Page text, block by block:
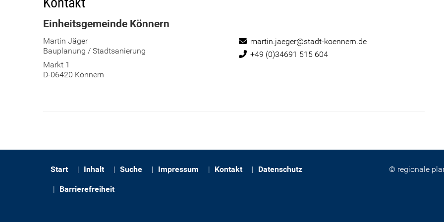
Einheitsgemeinde Könnern
Martin Jäger
Bauplanung / Stadtsanierung
Markt 1
D-06420 Könnern
E-Mail:
martin.jaeger@stadt-koennern.de
Telefon:
+49 (0)34691 515 604
Start Inhalt Suche Impressum Kontakt Datenschutz
Barrierefreiheit
© regionale